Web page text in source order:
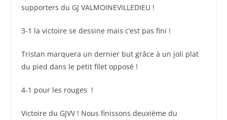
supporters du GJ VALMOINEVILLEDIEU !
3-1 la victoire se dessine mais c’est pas fini !
Tristan marquera un dernier but grâce à un joli plat
du pied dans le petit filet opposé !
4-1 pour les rouges !
Victoire du GJVV ! Nous finissons deuxième du